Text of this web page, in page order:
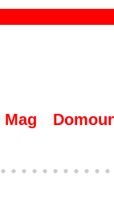
Mag